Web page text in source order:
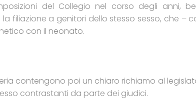
del Collegio nel corso degli anni,
filiazione a genitori dello stesso sesso, che –
con il neonato.
contengono poi un chiaro richiamo al
contrastanti da parte dei giudici.